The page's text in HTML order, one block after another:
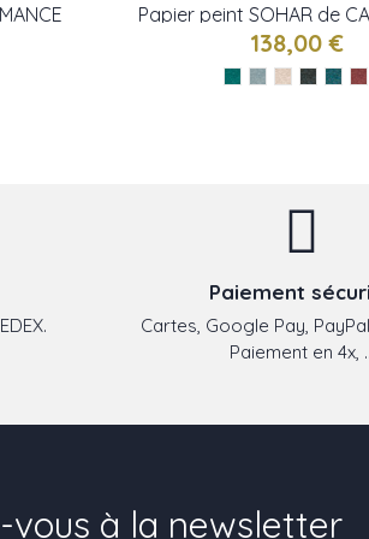
Papier peint SOHAR de
138,00 €
Paiement
Cartes, Google Pay,
Paiement en 4x,
vous à la newsletter